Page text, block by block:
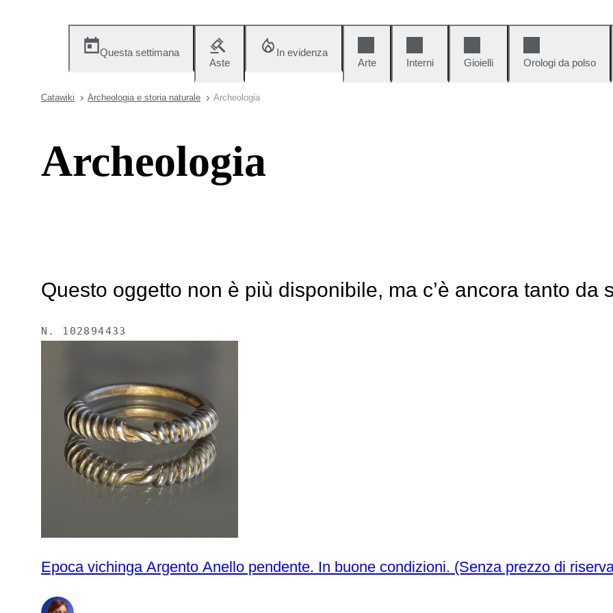
Questa settimana
Aste
In evidenza
Arte
Interni Gioielli Orologi da polso
Catawiki Archeologia e storia naturale Archeologia
Archeologia
Questo oggetto non è più disponibile, ma c’è ancora tanto da
N. 102894433
Epoca vichinga Argento Anello pendente. In buone condizioni. (Senza prezzo di